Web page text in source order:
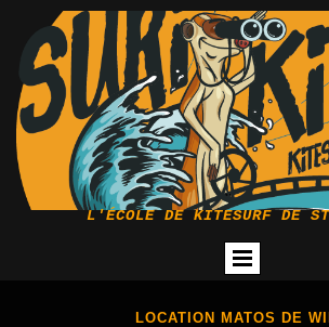
L'ÉCOLE DE KITESURF DE
LOCATION MATOS DE